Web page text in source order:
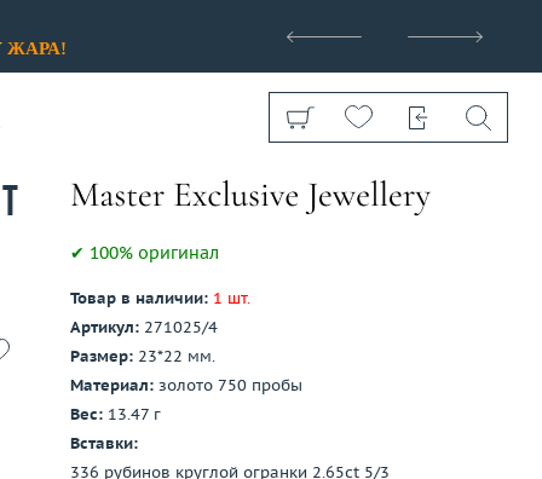
ЖАРА!
Показать все
✔ 100% оригинал
Товар в наличии: 1 шт.
Артикул: 271025/4
Размер: 23*22 мм.
Материал: золото 750 пробы
Вес: 13.47 г
Вставки:
336 рубинов круглой огранки 2.65ct 5/3